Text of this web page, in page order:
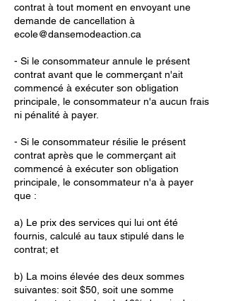
contrat à tout moment en envoyant une
demande de cancellation à
ecole@dansemodeaction.ca
- Si le consommateur annule le présent
contrat avant que le commerçant n'ait
commencé à exécuter son obligation
principale, le consommateur n'a aucun frais
ni pénalité à payer.
- Si le consommateur résilie le présent
contrat après que le commerçant ait
commencé à exécuter son obligation
principale, le consommateur n'a à payer
que :
a) Le prix des services qui lui ont été
fournis, calculé au taux stipulé dans le
contrat; et
b) La moins élevée des deux sommes
suivantes: soit $50, soit une somme